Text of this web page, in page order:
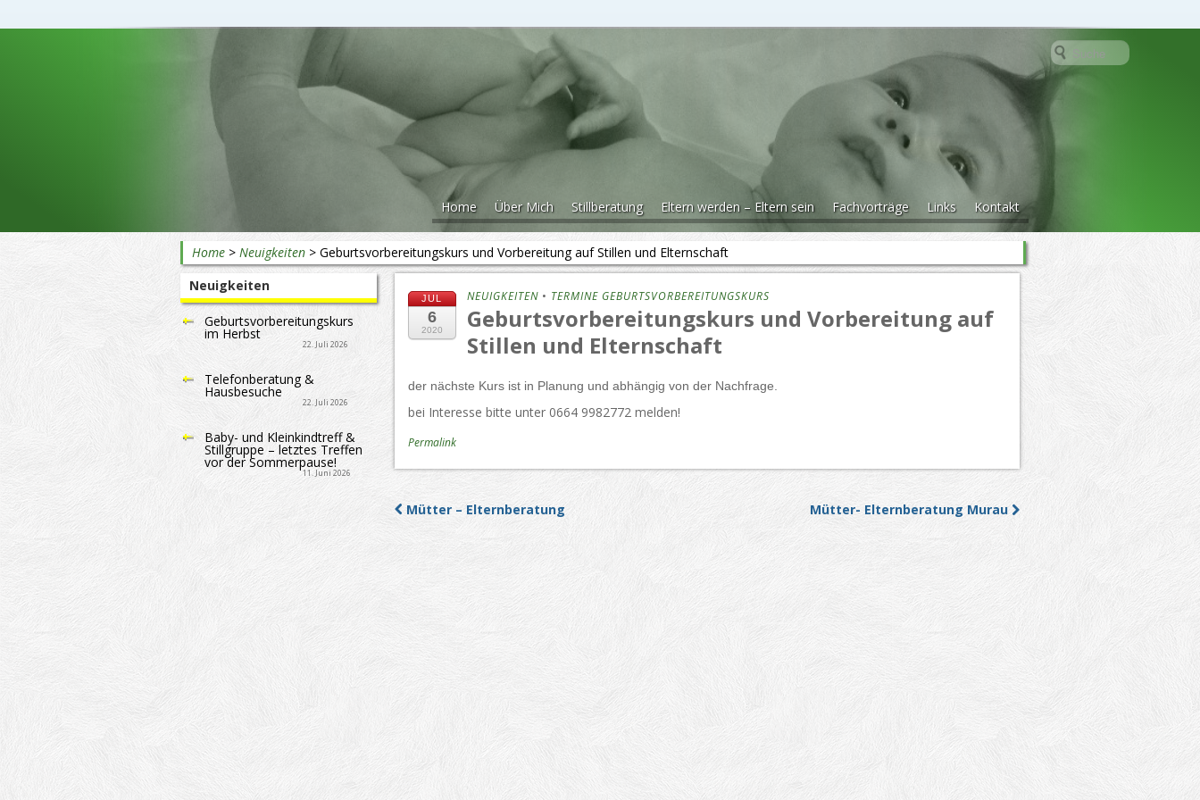
Home Über Mich Stillberatung Eltern werden – Eltern sein Fachvorträge Links Kontakt
Beratung rund ums Baby
Home> Neuigkeiten> Geburtsvorbereitungskurs und Vorbereitung auf Stillen und Elternschaft
JUL
6
2020
NEUIGKEITEN• TERMINE GEBURTSVORBEREITUNGSKURS
Geburtsvorbereitungskurs und Vorbereitung auf
Stillen und Elternschaft
der nächste Kurs ist in Planung und abhängig von der Nachfrage.
bei Interesse bitte unter 0664 9982772 melden!
Permalink
Post navigation
Mütter – Elternberatung Mütter- Elternberatung Murau
Neuigkeiten
Geburtsvorbereitungskurs
im Herbst
22. Juli 2026
Telefonberatung &
Hausbesuche
22. Juli 2026
Baby- und Kleinkindtreff &
Stillgruppe – letztes Treffen
vor der Sommerpause!
11. Juni 2026